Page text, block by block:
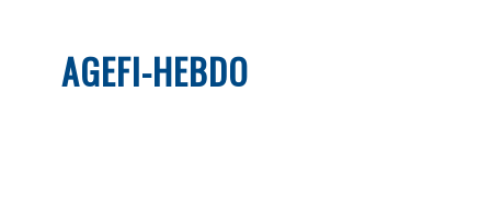
AGEFI-HEBDO